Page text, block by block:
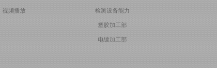
视频播放 检测设备能力
塑胶加工部
电镀加工部